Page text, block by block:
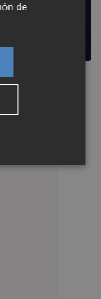
nada
de